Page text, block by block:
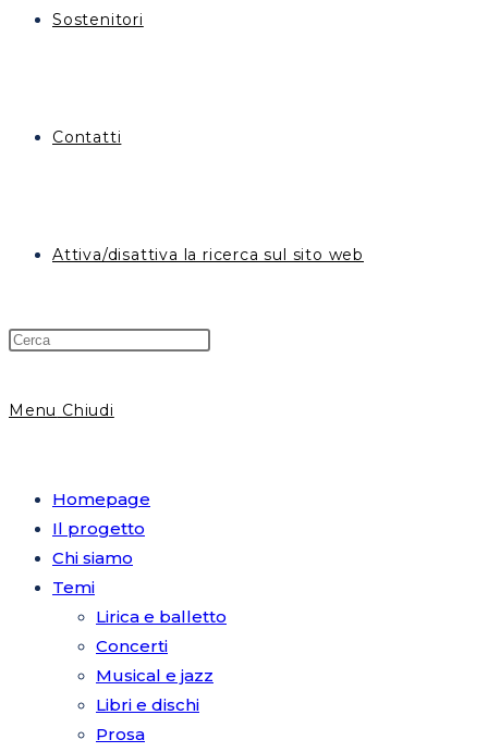
Sostenitori
Contatti
Attiva/disattiva la ricerca sul sito web
Menu Chiudi
Homepage
Il progetto
Chi siamo
Temi
Lirica e balletto
Concerti
Musical e jazz
Libri e dischi
Prosa